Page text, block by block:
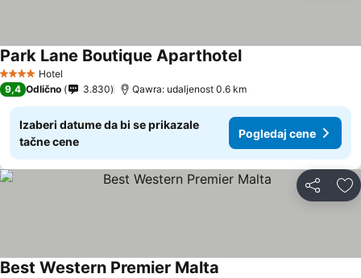
4 ZvezdiceHotel
Park Lane Boutique Aparthotel
9,4 Odlično 3.830 Qawra: udaljenost 0.6 km
Izaberi datume da bi se prikazale
tačne cene
Pogledaj cene
Deli
Best Western Premier Malta